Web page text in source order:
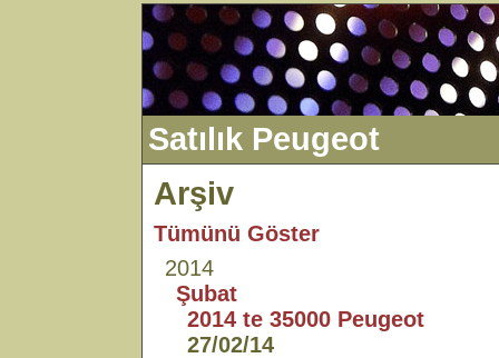
Satılık Peugeot
Arşiv
Tümünü Göster
2014
Şubat
2014 te 35000 Peugeot
27/02/14